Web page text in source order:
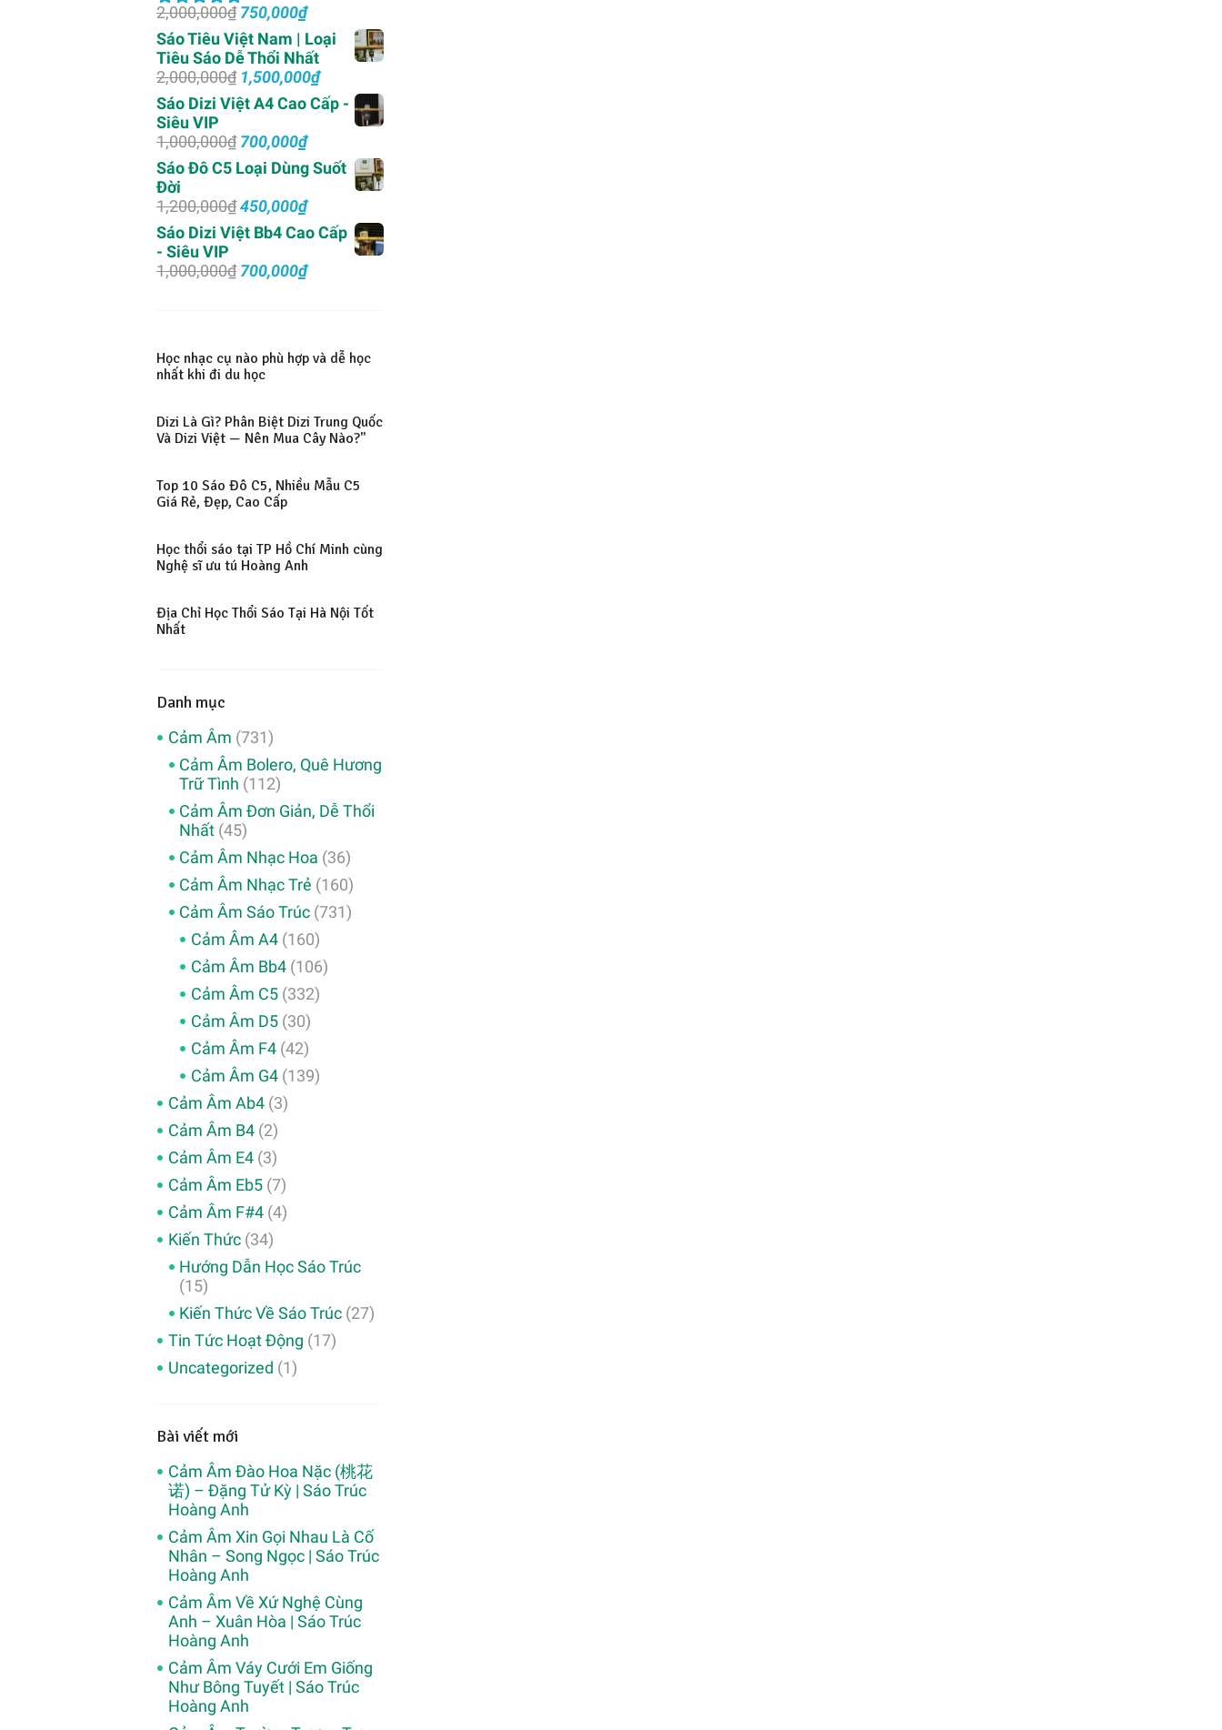
Được xếp
hạng5.005
sao
2,000,000₫ Giá
gốc
là:
2,000,000₫.
750,000₫Giá
hiện
tại
là:
750,000₫.
Sáo Tiêu Việt Nam | Loại
Tiêu Sáo Dễ Thổi Nhất
2,000,000₫ Giá
gốc
là:
2,000,000₫.
1,500,000₫Giá
hiện
tại
Sáo Dizi Việt A4 Cao Cấp -
Siêu VIP
1,000,000₫ Giá
gốc
là:
1,000,000₫.
700,000₫Giá
hiện
tại
là:
Sáo Đô C5 Loại Dùng Suốt
Đời
1,200,000₫Giá
gốc
là:
1,200,000₫.
450,000₫Giá
hiện
tại
là:
Sáo Dizi Việt Bb4 Cao Cấp
- Siêu VIP
1,000,000₫ Giá
700,000₫Giá
700,000₫.
Học nhạc cụ nào phù hợp và dễ học
nhất khi đi du học
Dizi Là Gì? Phân Biệt Dizi Trung Quốc
Và Dizi Việt — Nên Mua Cây Nào?"
Top 10 Sáo Đô C5, Nhiều Mẫu C5
Giá Rẻ, Đẹp, Cao Cấp
Học thổi sáo tại TP Hồ Chí Minh cùng
Nghệ sĩ ưu tú Hoàng Anh
Địa Chỉ Học Thổi Sáo Tại Hà Nội Tốt
Nhất
Danh mục
Cảm Âm (731)
Cảm Âm Bolero, Quê Hương
Trữ Tình (112)
Cảm Âm Đơn Giản, Dễ Thổi
Nhất (45)
Cảm Âm Nhạc Hoa (36)
Cảm Âm Nhạc Trẻ (160)
Cảm Âm Sáo Trúc (731)
Cảm Âm A4(160)
Cảm Âm Bb4(106)
Cảm Âm C5(332)
Cảm Âm D5(30)
Cảm Âm F4(42)
Cảm Âm G4(139)
Cảm Âm Ab4(3)
Cảm Âm B4(2)
Cảm Âm E4(3)
Cảm Âm Eb5(7)
Cảm Âm F#4(4)
Kiến Thức(34)
Hướng Dẫn Học Sáo Trúc
(15)
Kiến Thức Về Sáo Trúc (27)
Tin Tức Hoạt Động (17)
Uncategorized (1)
Bài viết mới
Cảm Âm Đào Hoa Nặc (桃花
诺) – Đặng Tử Kỳ | Sáo Trúc
Hoàng Anh
Cảm Âm Xin Gọi Nhau Là Cố
Nhân – Song Ngọc | Sáo Trúc
Hoàng Anh
Cảm Âm Về Xứ Nghệ Cùng
Anh – Xuân Hòa | Sáo Trúc
Hoàng Anh
Cảm Âm Váy Cưới Em Giống
Như Bông Tuyết | Sáo Trúc
Hoàng Anh